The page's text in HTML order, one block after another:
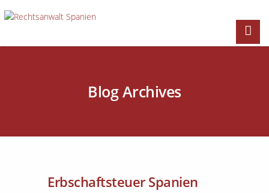
Blog Archives
Erbschaftsteuer Spanien